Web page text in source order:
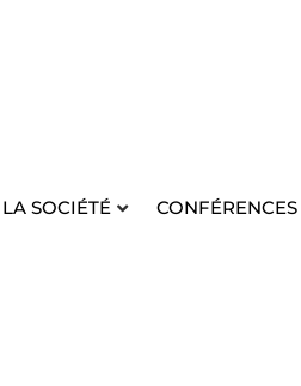
LA SOCIÉTÉ CONFÉRENCES